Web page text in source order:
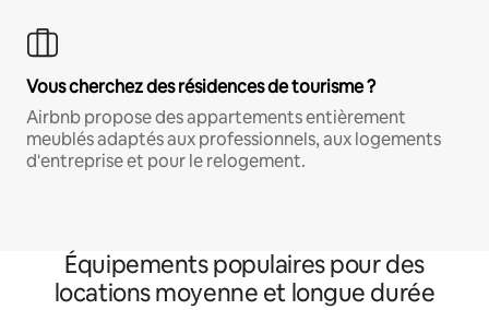
Vous cherchez des résidences de tourisme ?
Airbnb propose des appartements entièrement
meublés adaptés aux professionnels, aux logements
d'entreprise et pour le relogement.
Équipements populaires pour des
locations moyenne et longue durée